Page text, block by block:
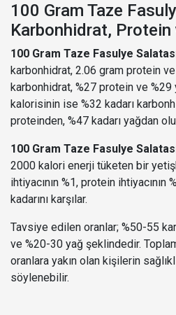
100 Gram Taze
Karbonhidrat, Protein
100 Gram Taze Fasulye
karbonhidrat, 2.06 gram protein
karbonhidrat, %27 protein ve
kalorisinin ise %32 kadarı
proteinden, %47 kadarı yağdan
100 Gram Taze Fasulye
2000 kalori enerji tüketen bir
ihtiyacının %1, protein ihtiyacının
kadarını karşılar.
Tavsiye edilen oranlar; %50-55
ve %20-30 yağ şeklindedir.
oranlara yakın olan kişilerin
söylenebilir.